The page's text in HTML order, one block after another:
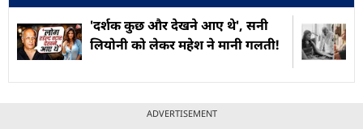
'दर्शक कुछ और देखने आए थे', सनी
लियोनी को लेकर महेश ने मानी गलती!
ADVERTISEMENT